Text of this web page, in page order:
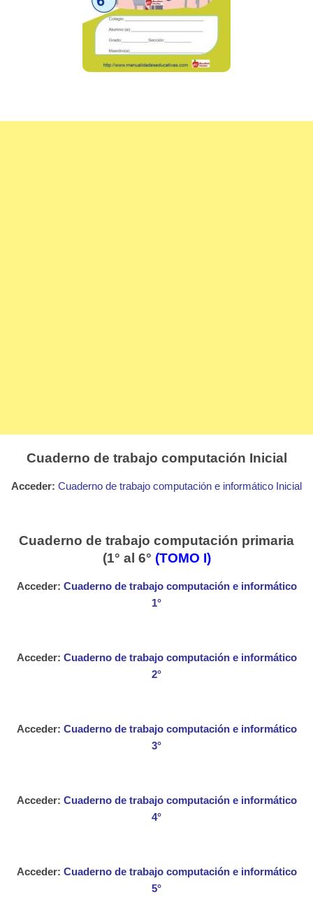
Cuaderno de trabajo computación Inicial
Acceder: Cuaderno de trabajo computación e informático Inicial
Cuaderno de trabajo computación primaria
(1° al 6° (TOMO I)
Acceder: Cuaderno de trabajo computación e informático
1°
Acceder: Cuaderno de trabajo computación e informático
2°
Acceder: Cuaderno de trabajo computación e informático
3°
Acceder: Cuaderno de trabajo computación e informático
4°
Acceder: Cuaderno de trabajo computación e informático
5°